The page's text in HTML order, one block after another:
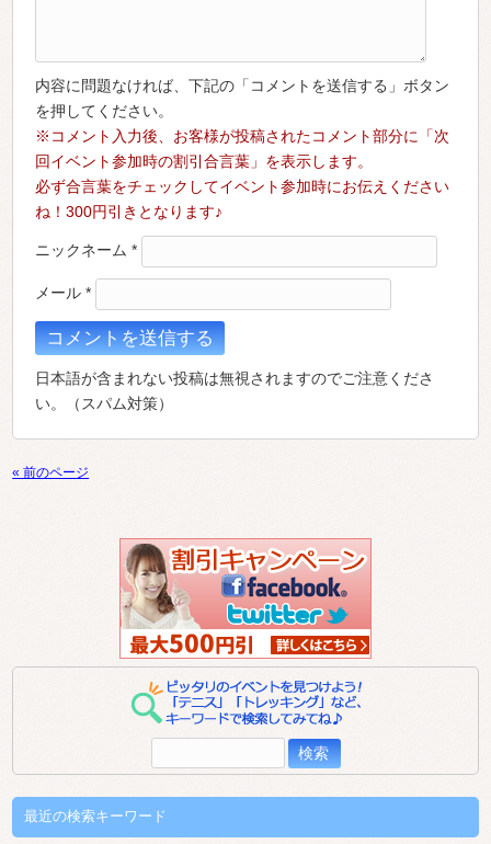
内容に問題なければ、下記の「コメントを送信する」ボタン
を押してください。
※コメント入力後、お客様が投稿されたコメント部分に「次
回イベント参加時の割引合言葉」を表示します。
必ず合言葉をチェックしてイベント参加時にお伝えください
ね！300円引きとなります♪
ニックネーム*
メール*
日本語が含まれない投稿は無視されますのでご注意くださ
い。（スパム対策）
« 前のページ
索:
最近の検索キーワード